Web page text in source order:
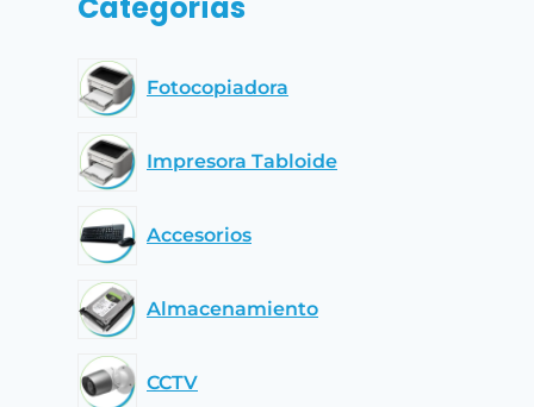
Fotocopiadora
Impresora Tabloide
Accesorios
Almacenamiento
CCTV